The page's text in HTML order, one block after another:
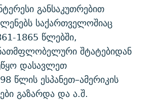
განსაკუთრებით
საქართველოშიაც
1865 წლებში,
შტატებიდან
დასავლეთ
წლის ესპანეთ–ამერიკის
გაზარდა და ა.შ.